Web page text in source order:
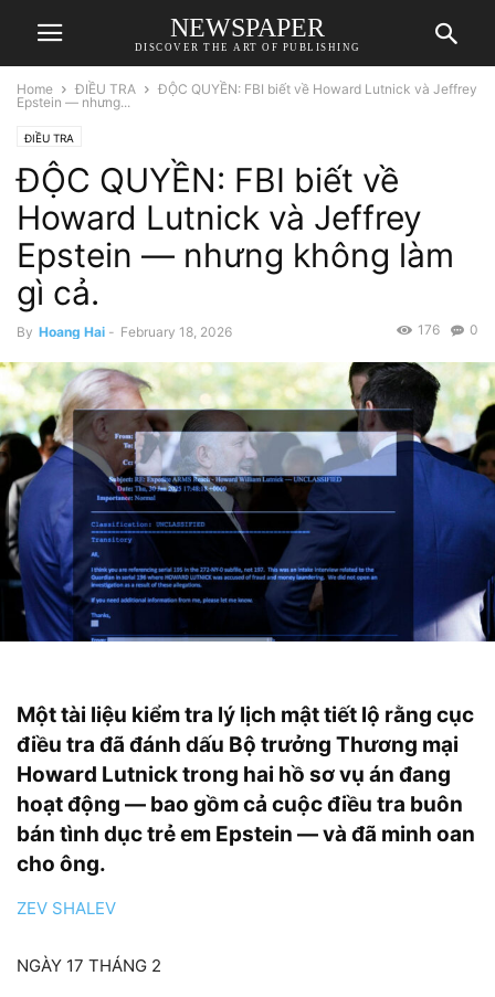
NEWSPAPER
DISCOVER THE ART OF PUBLISHING
Home ĐIỀU TRA
ĐỘC QUYỀN: FBI biết về Howard Lutnick và Jeffrey
Epstein — nhưng...
ĐIỀU TRA
ĐỘC QUYỀN: FBI biết về
Howard Lutnick và Jeffrey
Epstein — nhưng không làm
gì cả.
By Hoang Hai - February 18, 2026 0
176
Một tài liệu kiểm tra lý lịch mật tiết lộ rằng cục
điều tra đã đánh dấu Bộ trưởng Thương mại
Howard Lutnick trong hai hồ sơ vụ án đang
hoạt động — bao gồm cả cuộc điều tra buôn
bán tình dục trẻ em Epstein — và đã minh oan
cho ông.
ZEV SHALEV
NGÀY 17 THÁNG 2